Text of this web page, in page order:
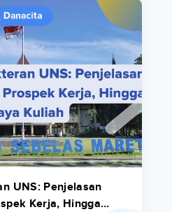
UNS: Penjelasan
Kerja, Hingga